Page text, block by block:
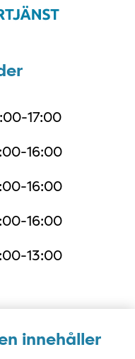
innehåller
17:00
16:00
16:00
16:00
13:00